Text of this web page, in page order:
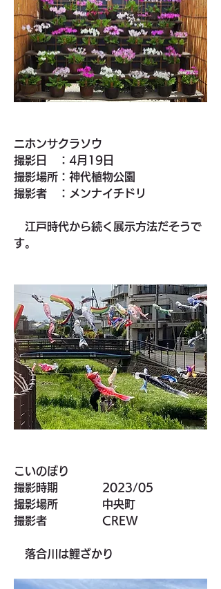
ニホンサクラソウ
撮影日　：4月19日
撮影場所：神代植物公園
撮影者　：メンナイチドリ
江戸時代から続く展示方法だそうで
す。
こいのぼり
撮影時期　　　　2023/05
撮影場所　　　　中央町
撮影者　　　　　CREW
落合川は鯉ざかり